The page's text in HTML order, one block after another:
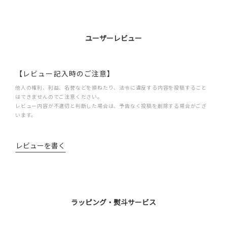
ユーザーレビュー
【レビュー記入時のご注意】
他人の権利、利益、名誉などを損ねたり、法令に違反する内容を投稿すること
はできませんのでご注意ください。
レビュー内容が不適切と判断した場合は、予告なく投稿を削除する場合がござ
います。
レビューを書く
ラッピング・熨斗サービス